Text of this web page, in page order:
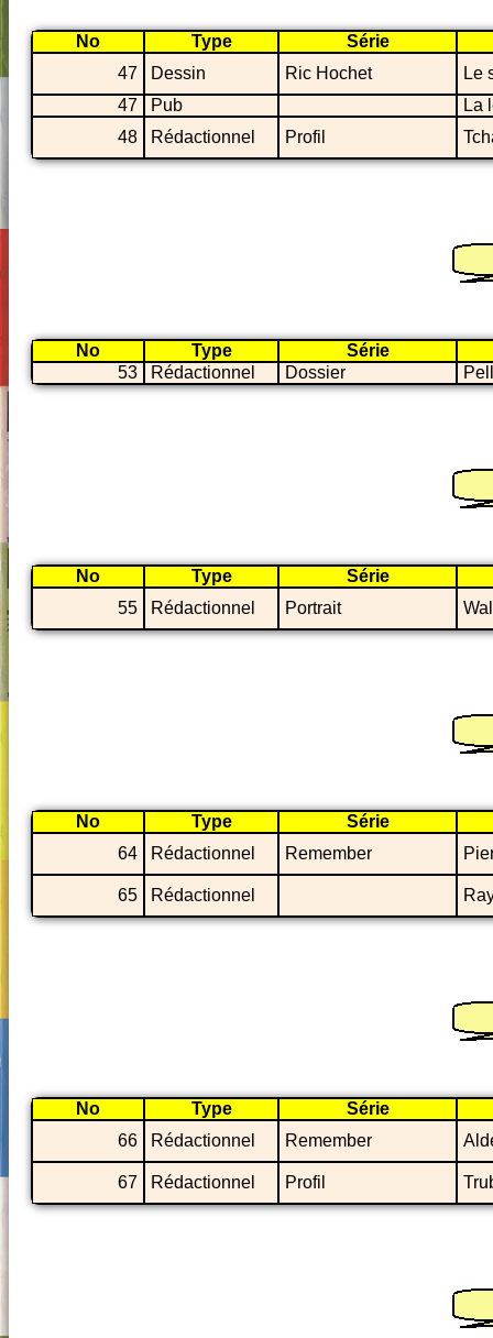
No Type
Série
47
Dessin Ric Hochet
Le
47
Pub
La
48
Rédactionnel Profil
No Type
Série
53
Rédactionnel Dossier
No Type
Série
55
Rédactionnel Portrait
No Type
Série
64
Rédactionnel Remember
65 Rédactionnel
No Type
Série
66
Rédactionnel Remember
67 Rédactionnel Profil